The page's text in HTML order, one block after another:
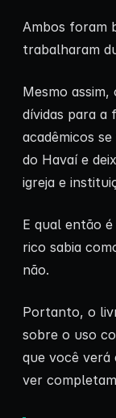
Ambos foram
trabalharam
Mesmo
dívidas para a
acadêmicos
do Havaí e
igreja e
E qual então
rico sabia
não.
Portanto, o
sobre o uso
que você verá
ver